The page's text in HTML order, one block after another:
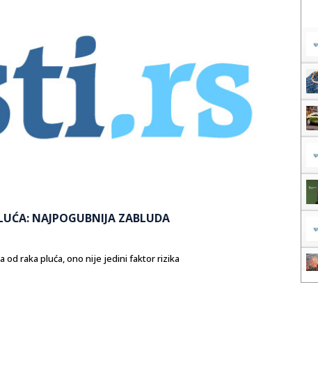
NAJPOGUBNIJA ZABLUDA
od raka pluća, ono nije jedini faktor rizika